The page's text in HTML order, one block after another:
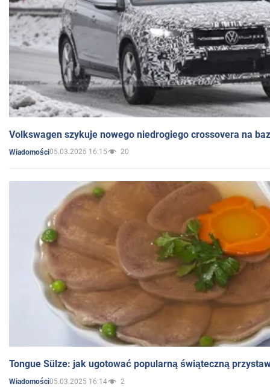
Volkswagen szykuje nowego niedrogiego crossovera na
Wiadomości05.03.2025 16:15 20
Tongue Sülze: jak ugotować popularną świąteczną
Wiadomości05.03.2025 16:14 2